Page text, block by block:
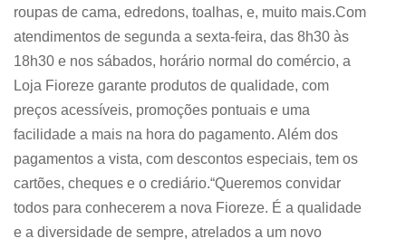
roupas de cama, edredons, toalhas, e, muito mais.Com
atendimentos de segunda a sexta-feira, das 8h30 às
18h30 e nos sábados, horário normal do comércio, a
Loja Fioreze garante produtos de qualidade, com
preços acessíveis, promoções pontuais e uma
facilidade a mais na hora do pagamento. Além dos
pagamentos a vista, com descontos especiais, tem os
cartões, cheques e o crediário.“Queremos convidar
todos para conhecerem a nova Fioreze. É a qualidade
e a diversidade de sempre, atrelados a um novo